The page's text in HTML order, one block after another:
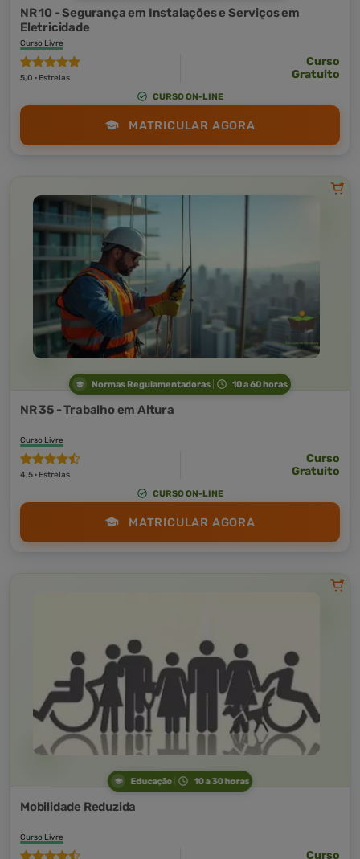
NR 10 - Segurança em Instalações e Serviços em
Eletricidade
Curso Livre
5,0 · Estrelas
Curso
Gratuito
CURSO ON-LINE
MATRICULAR AGORA
Normas Regulamentadoras 10 a 60 horas
NR 35 - Trabalho em Altura
Curso Livre
4,5 · Estrelas
Curso
Gratuito
CURSO ON-LINE
MATRICULAR AGORA
Educação 10 a 30 horas
Mobilidade Reduzida
Curso Livre
Curso